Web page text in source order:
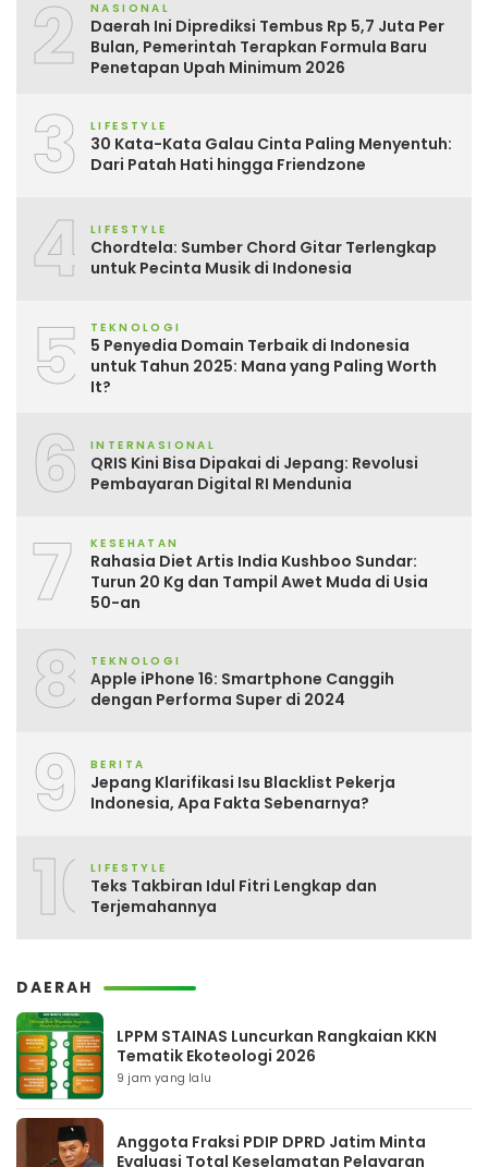
2 NASIONAL
Daerah Ini Diprediksi Tembus Rp 5,7 Juta Per
Bulan, Pemerintah Terapkan Formula Baru
Penetapan Upah Minimum 2026
3 LIFESTYLE
30 Kata-Kata Galau Cinta Paling Menyentuh:
Dari Patah Hati hingga Friendzone
4 LIFESTYLE
Chordtela: Sumber Chord Gitar Terlengkap
untuk Pecinta Musik di Indonesia
5 TEKNOLOGI
5 Penyedia Domain Terbaik di Indonesia
untuk Tahun 2025: Mana yang Paling Worth
It?
6 INTERNASIONAL
QRIS Kini Bisa Dipakai di Jepang: Revolusi
Pembayaran Digital RI Mendunia
7 KESEHATAN
Rahasia Diet Artis India Kushboo Sundar:
Turun 20 Kg dan Tampil Awet Muda di Usia
50-an
8 TEKNOLOGI
Apple iPhone 16: Smartphone Canggih
dengan Performa Super di 2024
9 BERITA
Jepang Klarifikasi Isu Blacklist Pekerja
Indonesia, Apa Fakta Sebenarnya?
10LIFESTYLE
Teks Takbiran Idul Fitri Lengkap dan
Terjemahannya
DAERAH
LPPM STAINAS Luncurkan Rangkaian KKN
Tematik Ekoteologi 2026
9 jam yang lalu
Anggota Fraksi PDIP DPRD Jatim Minta
Evaluasi Total Keselamatan Pelayaran